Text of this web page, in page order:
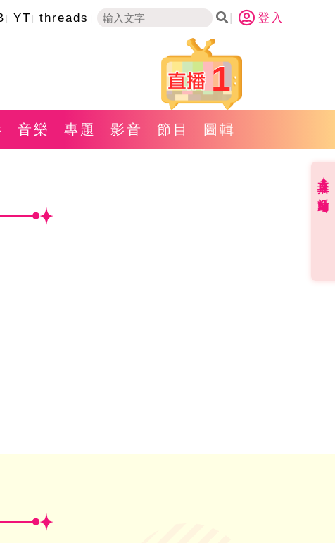
YT threads 登入
1
音樂 專題 影音 節目 圖輯
直播✦活動